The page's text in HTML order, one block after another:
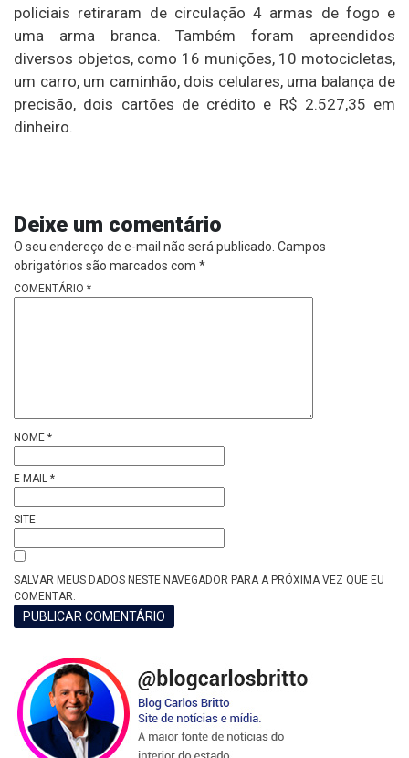
policiais retiraram de circulação 4 armas de fogo e
uma arma branca. Também foram apreendidos
diversos objetos, como 16 munições, 10 motocicletas,
um carro, um caminhão, dois celulares, uma balança de
precisão, dois cartões de crédito e R$ 2.527,35 em
dinheiro.
Deixe um comentário
O seu endereço de e-mail não será publicado. Campos
obrigatórios são marcados com *
COMENTÁRIO *
NOME *
E-MAIL *
SITE
SALVAR MEUS DADOS NESTE NAVEGADOR PARA A PRÓXIMA VEZ QUE EU
COMENTAR.